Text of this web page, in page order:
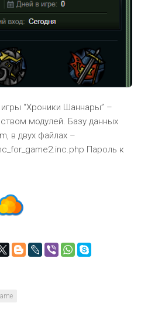
“Хроники Шаннары” –
модулей. Базу данных
в двух файлах –
Пароль к